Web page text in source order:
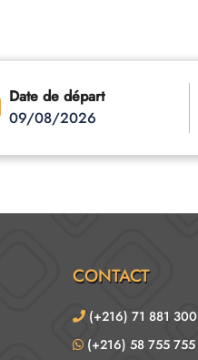
Date de départ
09/08/2026
CONTACT
(+216) 71 881 300
(+216) 58 755 755